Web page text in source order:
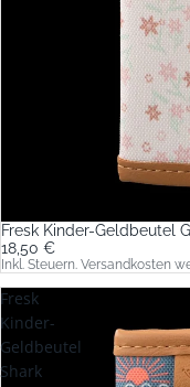
Fresk Kinder-Geldbeutel
18,50 €
Inkl. Steuern. Versandkosten
Fresk
Kinder-
Geldbeutel
Shark